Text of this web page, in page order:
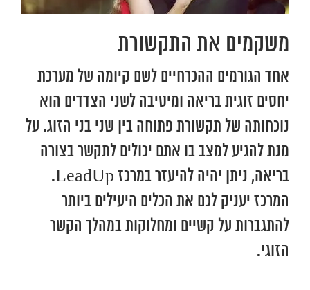
משקמים את התקשורת
אחד הגורמים ההכרחיים לשם קיומה של מערכת
יחסים זוגית בריאה ומיטיבה לשני הצדדים הוא
נוכחותה של תקשורת פתוחה בין שני בני הזוג. על
מנת להגיע למצב בו אתם יכולים לתקשר בצורה
בריאה, ניתן יהיה להיעזר במרכז LeadUp.
המרכז יעניק לכם את הכלים היעילים ביותר
להתגברות על קשיים ומחלוקות במהלך הקשר
הזוגי.